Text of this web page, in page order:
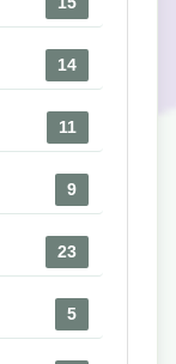
14
11
9
23
5